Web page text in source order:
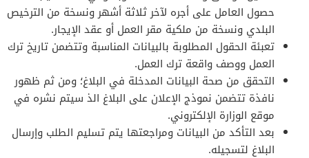
حصول العامل على أجره لآخر ثلاثة أشهر ونسخة من الترخيص
البلدي ونسخة من ملكية مقر العمل أو عقد الإيجار.
تعبئة الحقول المطلوبة بالبيانات المناسبة وتتضمن تاريخ ترك
العمل ووصف واقعة ترك العمل.
التحقق من صحة البيانات المدخلة في البلاغ؛ ومن ثم ظهور
نافذة تتضمن نموذج الإعلان على البلاغ الذ سيتم نشره في
موقع الوزارة الإلكتروني.
بعد التأكد من البيانات ومراجعتها يتم تسليم الطلب وإرسال
البلاغ لتسجيله.